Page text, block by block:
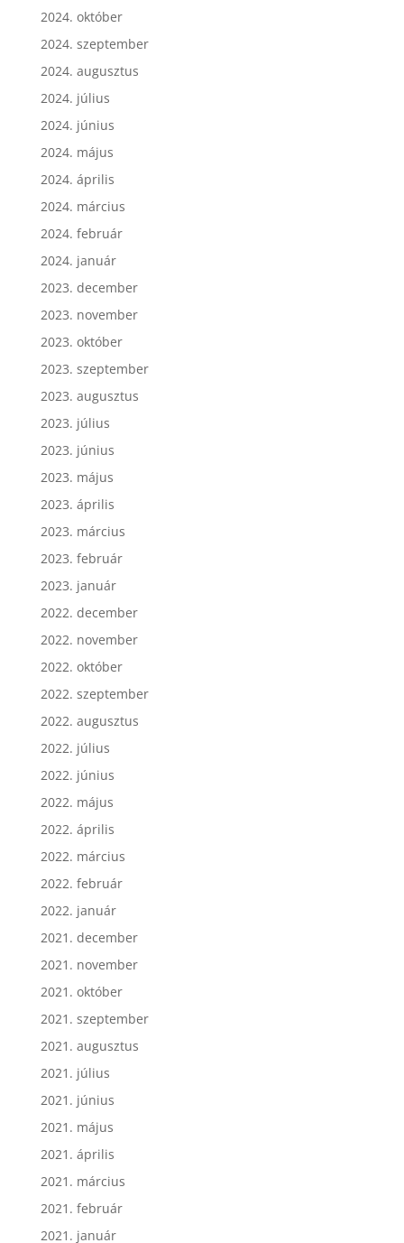
2024. október
2024. szeptember
2024. augusztus
2024. július
2024. június
2024. május
2024. április
2024. március
2024. február
2024. január
2023. december
2023. november
2023. október
2023. szeptember
2023. augusztus
2023. július
2023. június
2023. május
2023. április
2023. március
2023. február
2023. január
2022. december
2022. november
2022. október
2022. szeptember
2022. augusztus
2022. július
2022. június
2022. május
2022. április
2022. március
2022. február
2022. január
2021. december
2021. november
2021. október
2021. szeptember
2021. augusztus
2021. július
2021. június
2021. május
2021. április
2021. március
2021. február
2021. január